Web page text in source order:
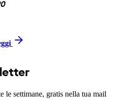
le settimane, gratis nella tua mail